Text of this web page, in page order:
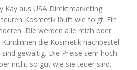
Kay aus USA Direktmarketing
Kos­me­tik läuft wie folgt. Ein
Die wer­den alle reich oder
die Kos­me­tik nach­be­stel­
gewal­tig. Die Prei­se sehr hoch.
nicht so gut wie sie teu­er sind.